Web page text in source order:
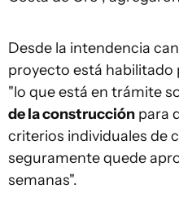
Desde la intendencia
proyecto está habilitado
"lo que está en trámite
de la construcción para
criterios individuales de
seguramente quede
semanas".